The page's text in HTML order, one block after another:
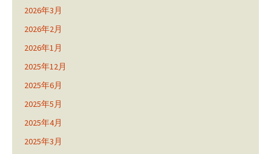
2026年3月
2026年2月
2026年1月
2025年12月
2025年6月
2025年5月
2025年4月
2025年3月